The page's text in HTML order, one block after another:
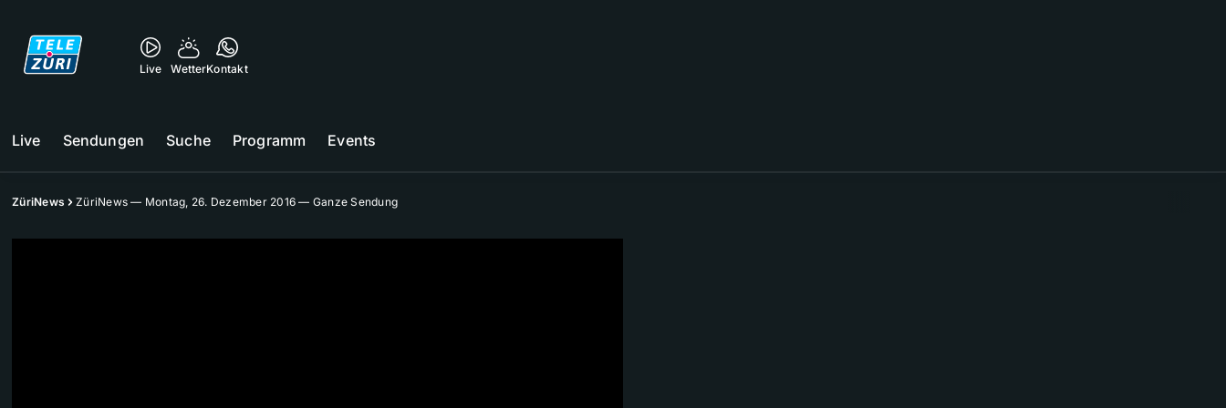
Live WetterKontakt
Live Sendungen Suche Programm Events
ZüriNews ZüriNews — Montag, 26. Dezember 2016 — Ganze Sendung